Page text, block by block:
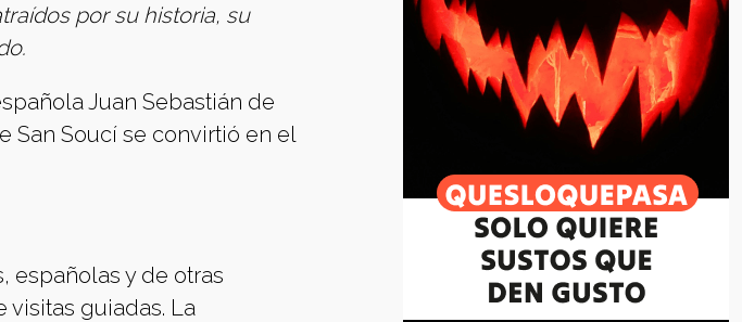
por su historia, su
Juan Sebastián de
San Soucí se convirtió en el
españolas y de otras
guiadas. La